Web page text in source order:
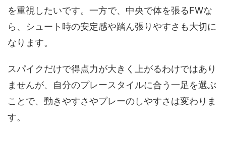
を重視したいです。一方で、中央で体を張るFWな
ら、シュート時の安定感や踏ん張りやすさも大切に
なります。
スパイクだけで得点力が大きく上がるわけではあり
ませんが、自分のプレースタイルに合う一足を選ぶ
ことで、動きやすさやプレーのしやすさは変わりま
す。